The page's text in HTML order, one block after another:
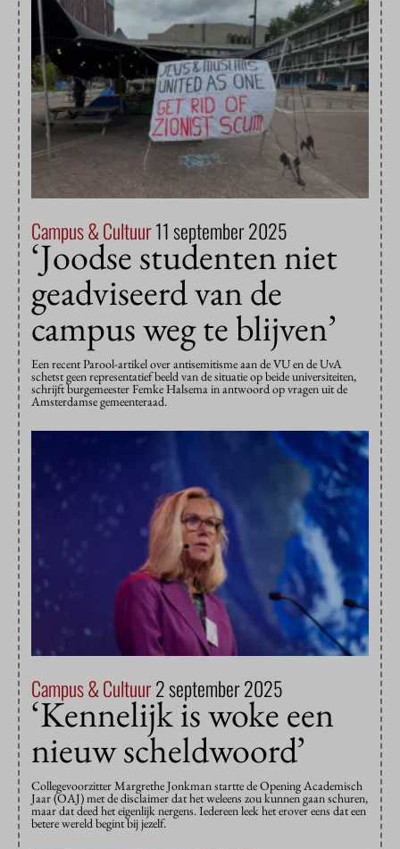
Campus & Cultuur11 september 2025
‘Joodse studenten niet
geadviseerd van de
campus weg te blijven’
Een recent Parool-artikel over antisemitisme aan de VU en de UvA
schetst geen representatief beeld van de situatie op beide universiteiten,
schrijft burgemeester Femke Halsema in antwoord op vragen uit de
Amsterdamse gemeenteraad.
Campus & Cultuur2 september 2025
‘Kennelijk is woke een
nieuw scheldwoord’
Collegevoorzitter Margrethe Jonkman startte de Opening Academisch
Jaar (OAJ) met de disclaimer dat het weleens zou kunnen gaan schuren,
maar dat deed het eigenlijk nergens. Iedereen leek het erover eens dat een
betere wereld begint bij jezelf.